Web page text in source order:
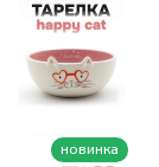
новинка